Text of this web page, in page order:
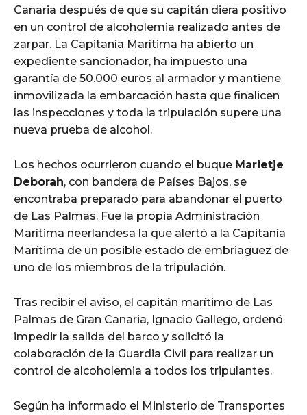
Canaria después de que su capitán diera positivo
en un control de alcoholemia realizado antes de
zarpar. La Capitanía Marítima ha abierto un
expediente sancionador, ha impuesto una
garantía de 50.000 euros al armador y mantiene
inmovilizada la embarcación hasta que finalicen
las inspecciones y toda la tripulación supere una
nueva prueba de alcohol.
Los hechos ocurrieron cuando el buque Marietje
Deborah, con bandera de Países Bajos, se
encontraba preparado para abandonar el puerto
de Las Palmas. Fue la propia Administración
Marítima neerlandesa la que alertó a la Capitanía
Marítima de un posible estado de embriaguez de
uno de los miembros de la tripulación.
Tras recibir el aviso, el capitán marítimo de Las
Palmas de Gran Canaria, Ignacio Gallego, ordenó
impedir la salida del barco y solicitó la
colaboración de la Guardia Civil para realizar un
control de alcoholemia a todos los tripulantes.
Según ha informado el Ministerio de Transportes